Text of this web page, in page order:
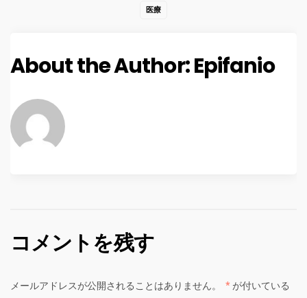
医療
About the Author:Epifanio
コメントを残す
メールアドレスが公開されることはありません。 * が付いている